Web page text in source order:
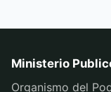
Ministerio
Organismo del